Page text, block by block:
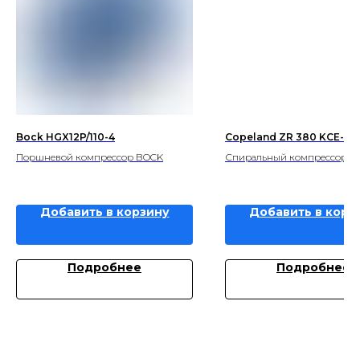
Bock HGX12P/110-4
Поршневой компрессор BOCK
Добавить в корзину
Подробнее
Copeland ZR 380 KCE-
Спиральный компрессор
Добавить в
Подробнее